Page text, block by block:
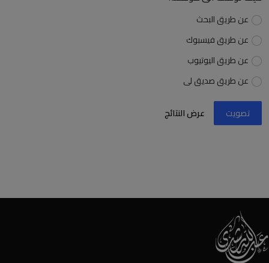
عن طريق البحث
عن طريق فيسبوك
عن طريق اليوتيوب
عن طريق صديق لى
تصويت عرض النتائج